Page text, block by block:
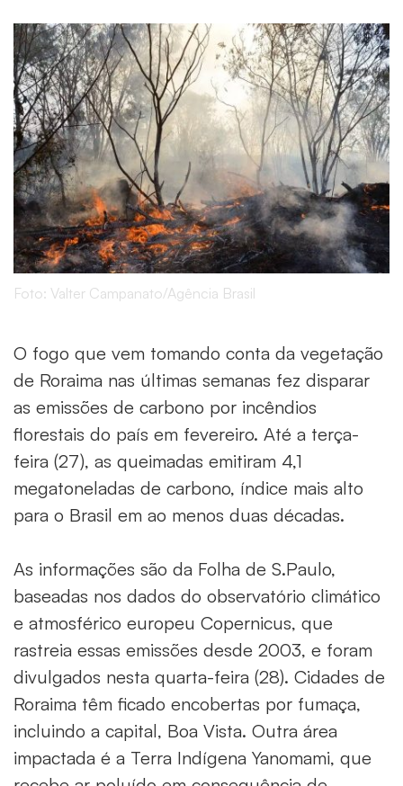
Foto: Valter Campanato/Agência Brasil
O fogo que vem tomando conta da vegetação
de Roraima nas últimas semanas fez disparar
as emissões de carbono por incêndios
florestais do país em fevereiro. Até a terça-
feira (27), as queimadas emitiram 4,1
megatoneladas de carbono, índice mais alto
para o Brasil em ao menos duas décadas.
As informações são da Folha de S.Paulo,
baseadas nos dados do observatório climático
e atmosférico europeu Copernicus, que
rastreia essas emissões desde 2003, e foram
divulgados nesta quarta-feira (28). Cidades de
Roraima têm ficado encobertas por fumaça,
incluindo a capital, Boa Vista. Outra área
impactada é a Terra Indígena Yanomami, que